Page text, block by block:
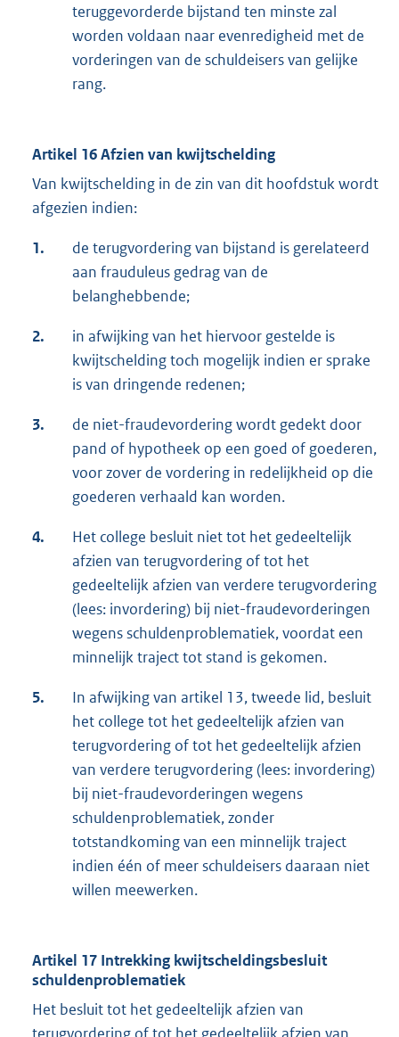
teruggevorderde bijstand ten minste zal
worden voldaan naar evenredigheid met de
vorderingen van de schuldeisers van gelijke
rang.
Artikel 16 Afzien van kwijtschelding
Van kwijtschelding in de zin van dit hoofdstuk wordt
afgezien indien:
1.
de terugvordering van bijstand is gerelateerd
aan frauduleus gedrag van de
belanghebbende;
2.
in afwijking van het hiervoor gestelde is
kwijtschelding toch mogelijk indien er sprake
is van dringende redenen;
3.
de niet-fraudevordering wordt gedekt door
pand of hypotheek op een goed of goederen,
voor zover de vordering in redelijkheid op die
goederen verhaald kan worden.
4.
Het college besluit niet tot het gedeeltelijk
afzien van terugvordering of tot het
gedeeltelijk afzien van verdere terugvordering
(lees: invordering) bij niet-fraudevorderingen
wegens schuldenproblematiek, voordat een
minnelijk traject tot stand is gekomen.
5.
In afwijking van artikel 13, tweede lid, besluit
het college tot het gedeeltelijk afzien van
terugvordering of tot het gedeeltelijk afzien
van verdere terugvordering (lees: invordering)
bij niet-fraudevorderingen wegens
schuldenproblematiek, zonder
totstandkoming van een minnelijk traject
indien één of meer schuldeisers daaraan niet
willen meewerken.
Artikel 17 Intrekking kwijtscheldingsbesluit
schuldenproblematiek
Het besluit tot het gedeeltelijk afzien van